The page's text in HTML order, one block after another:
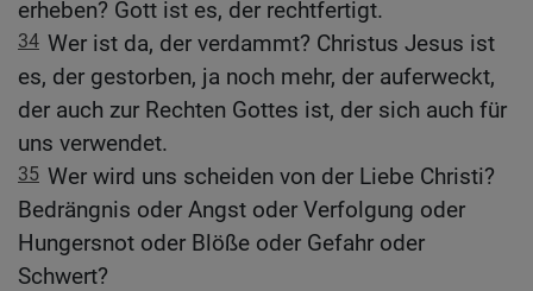
erheben? Gott ist es, der rechtfertigt.
34 Wer ist da, der verdammt? Christus Jesus ist
es, der gestorben, ja noch mehr, der auferweckt,
der auch zur Rechten Gottes ist, der sich auch für
uns verwendet.
35 Wer wird uns scheiden von der Liebe Christi?
Bedrängnis oder Angst oder Verfolgung oder
Hungersnot oder Blöße oder Gefahr oder
Schwert?